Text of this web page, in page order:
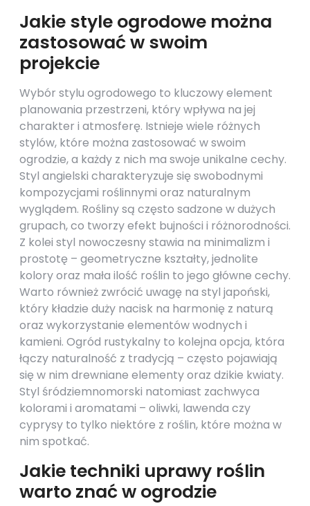
Jakie style ogrodowe można
zastosować w swoim
projekcie
Wybór stylu ogrodowego to kluczowy element
planowania przestrzeni, który wpływa na jej
charakter i atmosferę. Istnieje wiele różnych
stylów, które można zastosować w swoim
ogrodzie, a każdy z nich ma swoje unikalne cechy.
Styl angielski charakteryzuje się swobodnymi
kompozycjami roślinnymi oraz naturalnym
wyglądem. Rośliny są często sadzone w dużych
grupach, co tworzy efekt bujności i różnorodności.
Z kolei styl nowoczesny stawia na minimalizm i
prostotę – geometryczne kształty, jednolite
kolory oraz mała ilość roślin to jego główne cechy.
Warto również zwrócić uwagę na styl japoński,
który kładzie duży nacisk na harmonię z naturą
oraz wykorzystanie elementów wodnych i
kamieni. Ogród rustykalny to kolejna opcja, która
łączy naturalność z tradycją – często pojawiają
się w nim drewniane elementy oraz dzikie kwiaty.
Styl śródziemnomorski natomiast zachwyca
kolorami i aromatami – oliwki, lawenda czy
cyprysy to tylko niektóre z roślin, które można w
nim spotkać.
Jakie techniki uprawy roślin
warto znać w ogrodzie